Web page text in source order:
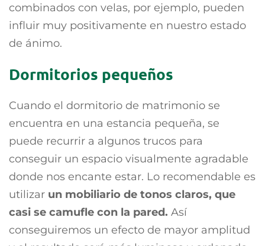
combinados con velas, por ejemplo, pueden
influir muy positivamente en nuestro estado
de ánimo.
Dormitorios pequeños
Cuando el dormitorio de matrimonio se
encuentra en una estancia pequeña, se
puede recurrir a algunos trucos para
conseguir un espacio visualmente agradable
donde nos encante estar. Lo recomendable es
utilizar un mobiliario de tonos claros, que
casi se camufle con la pared. Así
conseguiremos un efecto de mayor amplitud